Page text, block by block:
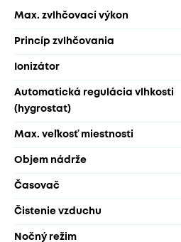
Max. zvlhčovací výkon
Princíp zvlhčovania
Ionizátor
Automatická regulácia vlhkosti
(hygrostat)
Max. veľkosť miestnosti
Objem nádrže
Časovač
Čistenie vzduchu
Nočný režim